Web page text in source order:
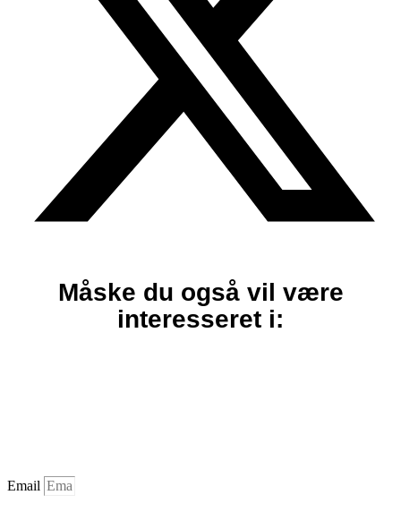
Måske du også vil være
interesseret i:
Email